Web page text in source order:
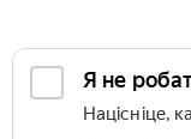
Я не
Націсніце,